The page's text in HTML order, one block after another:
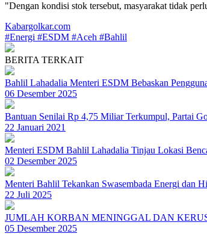
"Dengan kondisi stok tersebut, masyarakat tidak
Kabargolkar.com
#Energi #ESDM #Aceh #Bahlil
BERITA TERKAIT
Bahlil Lahadalia Menteri ESDM Bebaskan
06 Desember 2025
Bantuan Senilai Rp 4,75 Miliar Terkumpul, Partai
22 Januari 2021
Menteri ESDM Bahlil Lahadalia Tinjau Lokasi
02 Desember 2025
Menteri Bahlil Tekankan Swasembada Energi dan
22 Juli 2025
JUMLAH KORBAN MENINGGAL DAN
05 Desember 2025